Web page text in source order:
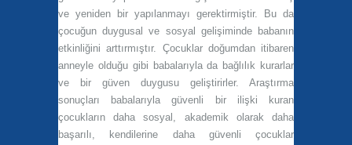
ve yeniden bir yapılanmayı gerektirmiştir. Bu da
çocuğun duygusal ve sosyal gelişiminde babanın
etkinliğini arttırmıştır. Çocuklar doğumdan itibaren
anneyle olduğu gibi babalarıyla da bağlılık kurarlar
ve bir güven duygusu geliştirirler. Araştırma
sonuçları babalarıyla güvenli bir ilişki kuran
çocukların daha sosyal, akademik olarak daha
başarılı, kendilerine daha güvenli çocuklar